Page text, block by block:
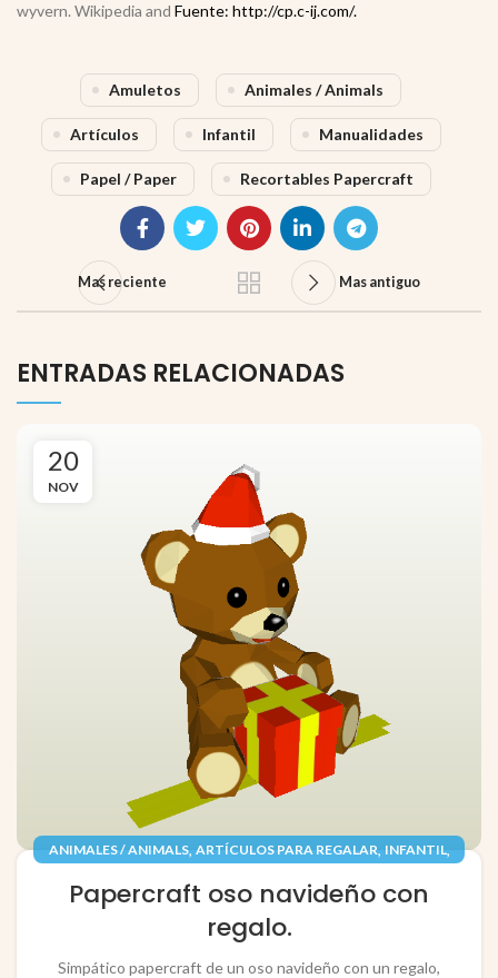
wyvern. Wikipedia and Fuente: http://cp.c-ij.com/.
Amuletos Animales / Animals
Artículos Infantil Manualidades
Papel / Paper Recortables Papercraft
Mas reciente Mas antiguo
ENTRADAS RELACIONADAS
20
NOV
ANIMALES / ANIMALS, ARTÍCULOS PARA REGALAR, INFANTIL,
RECORTABLES PAPERCRAFT
Papercraft oso navideño con
regalo.
Simpático papercraft de un oso navideño con un regalo,